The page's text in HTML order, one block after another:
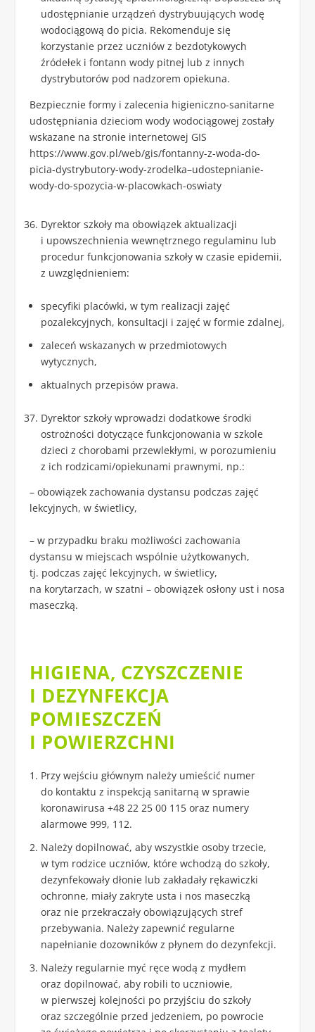
udostępnianie urządzeń dystrybuujących wodę
wodociągową do picia. Rekomenduje się
korzystanie przez uczniów z bezdotykowych
źródełek i fontann wody pitnej lub z innych
dystrybutorów pod nadzorem opiekuna.
Bezpiecznie formy i zalecenia higieniczno-sanitarne
udostępniania dzieciom wody wodociągowej zostały
wskazane na stronie internetowej GIS
https://www.gov.pl/web/gis/fontanny-z-woda-do-
picia-dystrybutory-wody-zrodelka–udostepnianie-
wody-do-spozycia-w-placowkach-oswiaty
Dyrektor szkoły ma obowiązek aktualizacji
i upowszechnienia wewnętrznego regulaminu lub
procedur funkcjonowania szkoły w czasie epidemii,
z uwzględnieniem:
specyfiki placówki, w tym realizacji zajęć
pozalekcyjnych, konsultacji i zajęć w formie zdalnej,
zaleceń wskazanych w przedmiotowych
wytycznych,
aktualnych przepisów prawa.
Dyrektor szkoły wprowadzi dodatkowe środki
ostrożności dotyczące funkcjonowania w szkole
dzieci z chorobami przewlekłymi, w porozumieniu
z ich rodzicami/opiekunami prawnymi, np.:
– obowiązek zachowania dystansu podczas zajęć
lekcyjnych, w świetlicy,
– w przypadku braku możliwości zachowania
dystansu w miejscach wspólnie użytkowanych,
tj. podczas zajęć lekcyjnych, w świetlicy,
na korytarzach, w szatni – obowiązek osłony ust i nosa
maseczką.
HIGIENA, CZYSZCZENIE
I DEZYNFEKCJA
POMIESZCZEŃ
I POWIERZCHNI
Przy wejściu głównym należy umieścić numer
do kontaktu z inspekcją sanitarną w sprawie
koronawirusa +48 22 25 00 115 oraz numery
alarmowe 999, 112.
Należy dopilnować, aby wszystkie osoby trzecie,
w tym rodzice uczniów, które wchodzą do szkoły,
dezynfekowały dłonie lub zakładały rękawiczki
ochronne, miały zakryte usta i nos maseczką
oraz nie przekraczały obowiązujących stref
przebywania. Należy zapewnić regularne
napełnianie dozowników z płynem do dezynfekcji.
Należy regularnie myć ręce wodą z mydłem
oraz dopilnować, aby robili to uczniowie,
w pierwszej kolejności po przyjściu do szkoły
oraz szczególnie przed jedzeniem, po powrocie